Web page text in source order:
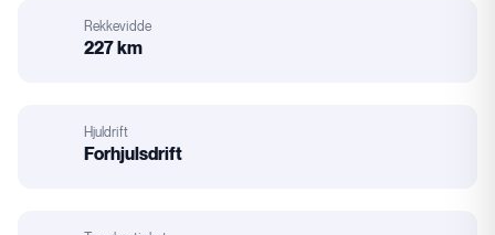
Rekkevidde
227 km
Hjuldrift
Forhjulsdrift